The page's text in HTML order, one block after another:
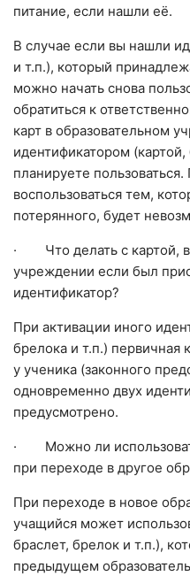
питание, если нашли её.
В случае если вы нашли
и т.п.), который
можно начать снова
обратиться к
карт в образовательном
идентификатором
планируете
воспользоваться тем,
потерянного, будет
· Что делать с картой,
учреждении если был
идентификатор?
При активации иного
брелока и т.п.) первичная
у ученика (законного
одновременно двух
предусмотрено.
· Можно ли
при переходе в другое
При переходе в новое
учащийся может
браслет, брелок и т.п.),
предыдущем